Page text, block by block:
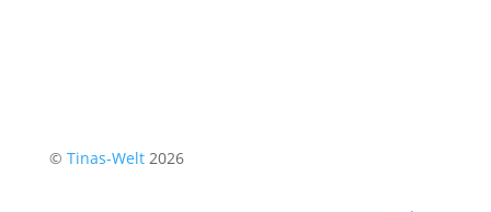
© Tinas-Welt2026